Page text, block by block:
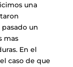
una
un
mas
En el
caso de que